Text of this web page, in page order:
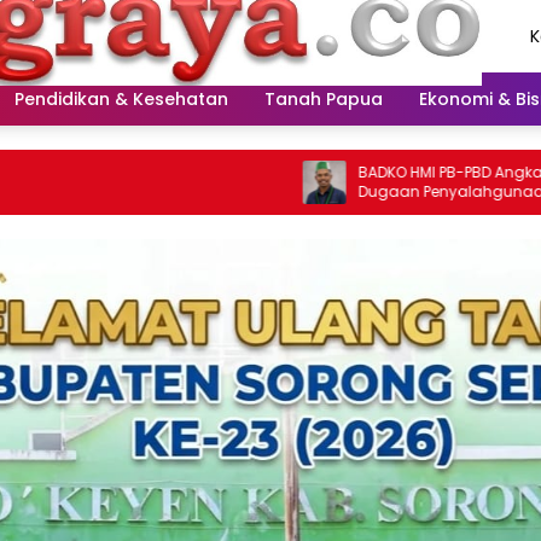
Pendidikan & Kesehatan Tanah Papua Ekonomi &
BADKO HMI PB-PBD Angkat Bicara
Dugaan Penyalahgunaan Praktik
Finning